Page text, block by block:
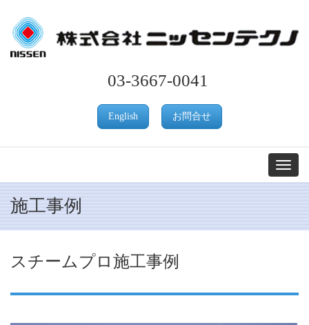
03-3667-0041
English お問合せ
Toggle
施工事例
スチームプロ施工事例